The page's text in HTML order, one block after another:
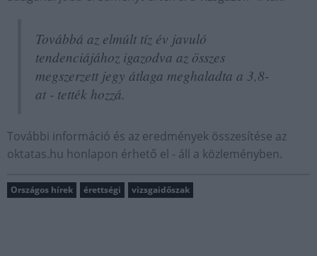
Továbbá az elmúlt tíz év javuló
tendenciájához igazodva az összes
megszerzett jegy átlaga meghaladta a 3,8-
at - tették hozzá.
További információ és az eredmények összesítése az
oktatas.hu honlapon érhető el - áll a közleményben.
Országos hírek érettségi vizsgaidőszak